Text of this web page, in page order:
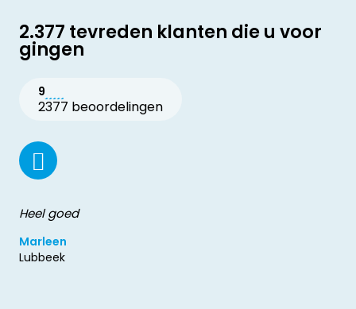
2.377 tevreden klanten die u voor
gingen
9
2377 beoordelingen
Heel goed
Marleen
Lubbeek